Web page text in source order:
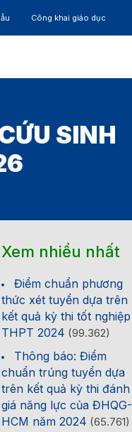
Công khai giáo dục
SINH
Xem nhiều nhất
Điểm chuẩn phương
thức xét tuyển dựa trên
kết quả kỳ thi tốt nghiệp
THPT 2024 (99.362)
Thông báo: Điểm
chuẩn trúng tuyển dựa
trên kết quả kỳ thi đánh
giá năng lực của ĐHQG-
HCM năm 2024 (65.761)